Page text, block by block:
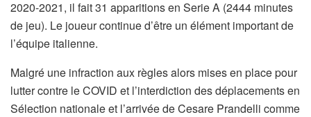
2020-2021, il fait 31 apparitions en Serie A (2444 minutes
de jeu). Le joueur continue d’être un élément important de
l’équipe italienne.
Malgré une infraction aux règles alors mises en place pour
lutter contre le COVID et l’interdiction des déplacements en
Sélection nationale et l’arrivée de Cesare Prandelli comme